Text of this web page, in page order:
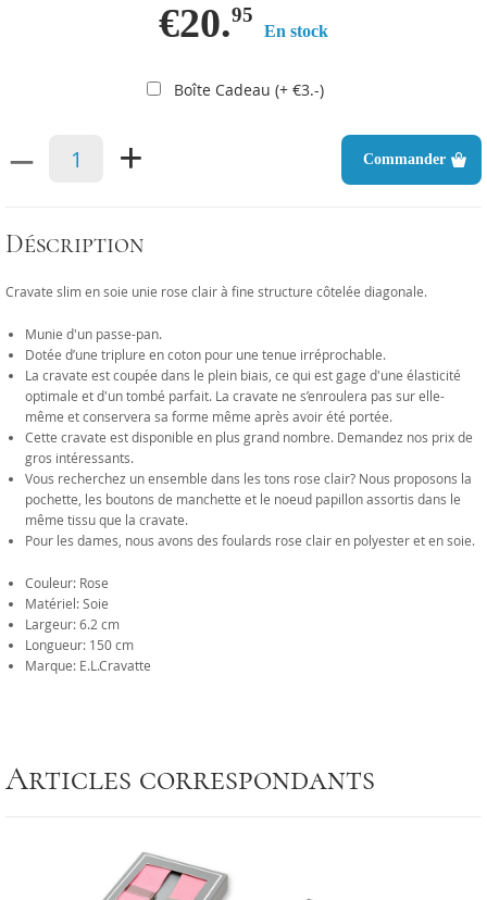
€20.95
En stock
Boîte Cadeau (+ €3.-)
– + Commander
Déscription
Cravate slim en soie unie rose clair à fine structure côtelée diagonale.
Munie d'un passe-pan.
Dotée d’une triplure en coton pour une tenue irréprochable.
La cravate est coupée dans le plein biais, ce qui est gage d'une élasticité
optimale et d'un tombé parfait. La cravate ne s’enroulera pas sur elle-
même et conservera sa forme même après avoir été portée.
Cette cravate est disponible en plus grand nombre. Demandez nos prix de
gros intéressants.
Vous recherchez un ensemble dans les tons rose clair? Nous proposons la
pochette, les boutons de manchette et le noeud papillon assortis dans le
même tissu que la cravate.
Pour les dames, nous avons des foulards rose clair en polyester et en soie.
Couleur: Rose
Matériel: Soie
Largeur: 6.2 cm
Longueur: 150 cm
Marque: E.L.Cravatte
Articles correspondants